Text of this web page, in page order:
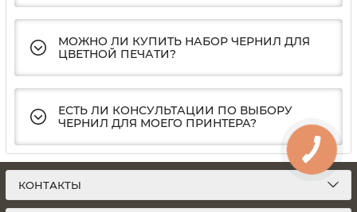
МОЖНО ЛИ КУПИТЬ НАБОР ЧЕРНИЛ ДЛЯ
ЦВЕТНОЙ ПЕЧАТИ?
ЕСТЬ ЛИ КОНСУЛЬТАЦИИ ПО ВЫБОРУ
ЧЕРНИЛ ДЛЯ МОЕГО ПРИНТЕРА?
КОНТАКТЫ